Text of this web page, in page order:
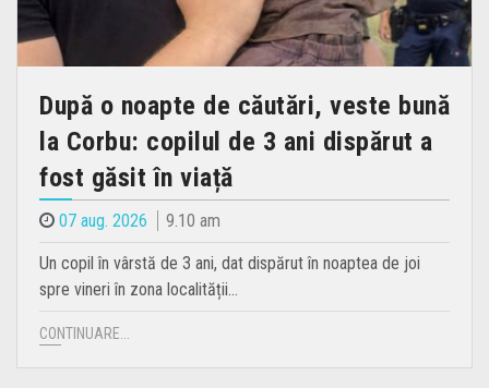
După o noapte de căutări, veste bună
la Corbu: copilul de 3 ani dispărut a
fost găsit în viață
07 aug. 2026 9.10 am
Un copil în vârstă de 3 ani, dat dispărut în noaptea de joi
spre vineri în zona localității…
CONTINUARE...